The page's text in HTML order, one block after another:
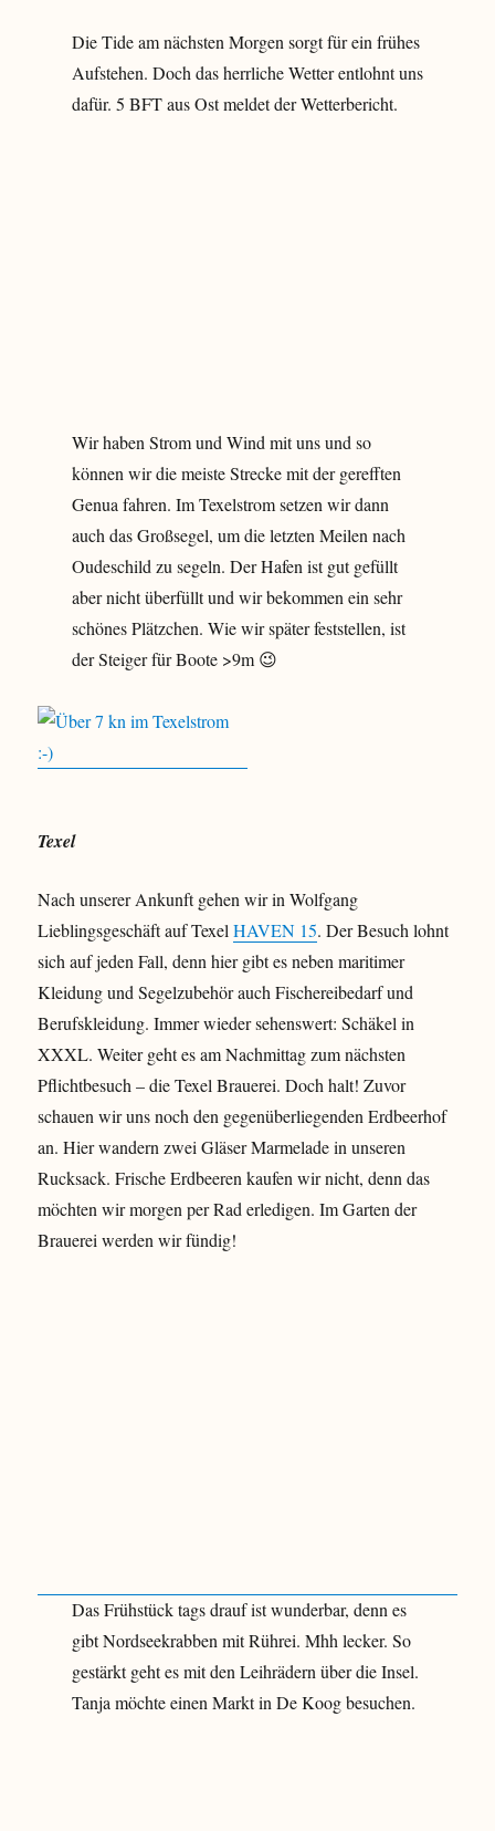
Die Tide am nächsten Morgen sorgt für ein frühes
Aufstehen. Doch das herrliche Wetter entlohnt uns
dafür. 5 BFT aus Ost meldet der Wetterbericht.
Wir haben Strom und Wind mit uns und so
können wir die meiste Strecke mit der gerefften
Genua fahren. Im Texelstrom setzen wir dann
auch das Großsegel, um die letzten Meilen nach
Oudeschild zu segeln. Der Hafen ist gut gefüllt
aber nicht überfüllt und wir bekommen ein sehr
schönes Plätzchen. Wie wir später feststellen, ist
der Steiger für Boote >9m 😉
Texel
Nach unserer Ankunft gehen wir in Wolfgang
Lieblingsgeschäft auf TexelHAVEN 15. Der Besuch lohnt
sich auf jeden Fall, denn hier gibt es neben maritimer
Kleidung und Segelzubehör auch Fischereibedarf und
Berufskleidung. Immer wieder sehenswert: Schäkel in
XXXL. Weiter geht es am Nachmittag zum nächsten
Pflichtbesuch – die Texel Brauerei. Doch halt! Zuvor
schauen wir uns noch den gegenüberliegenden Erdbeerhof
an. Hier wandern zwei Gläser Marmelade in unseren
Rucksack. Frische Erdbeeren kaufen wir nicht, denn das
möchten wir morgen per Rad erledigen. Im Garten der
Brauerei werden wir fündig!
Das Frühstück tags drauf ist wunderbar, denn es
gibt Nordseekrabben mit Rührei. Mhh lecker. So
gestärkt geht es mit den Leihrädern über die Insel.
Tanja möchte einen Markt in De Koog besuchen.